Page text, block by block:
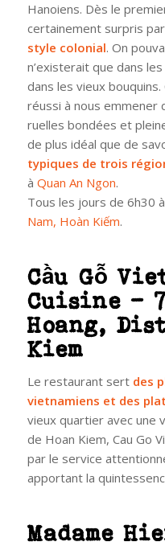
Hanoiens. Dès le
certainement surpris par
style colonial. On
n’existerait que dans
dans les vieux
réussi à nous emmener
ruelles bondées et
de plus idéal que de
typiques de trois
à Quan An Ngon.
Tous les jours de 6h30
Nam, Hoàn Kiếm.
Cầu Gỗ
Cuisine –
Hoang,
Kiem
Le restaurant sert des
vietnamiens et des
vieux quartier avec une
de Hoan Kiem, Cau Go
par le service
apportant la
Madame